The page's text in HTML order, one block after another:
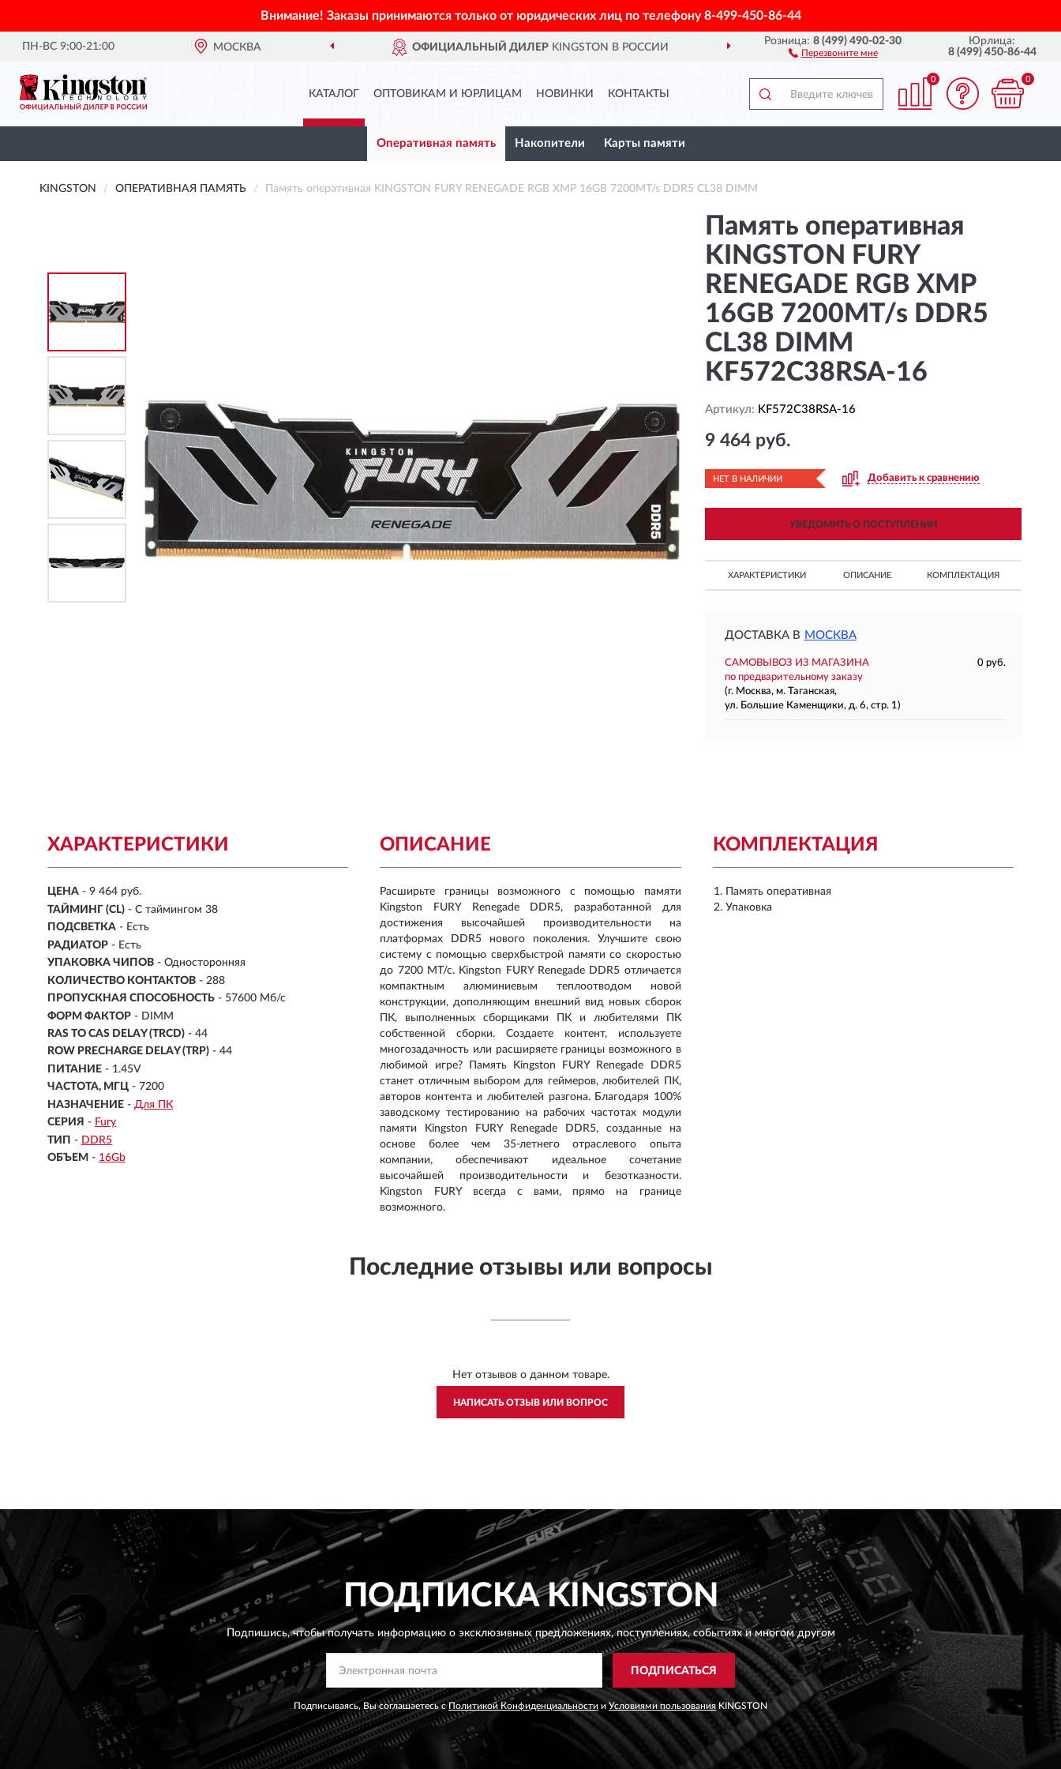
Внимание! Заказы принимаются только от юридических лиц по телефону8-499-450-86-44
ПН-ВС 9:00-21:00 МОСКВА ОФИЦИАЛЬНЫЙ ДИЛЕР KINGSTON В РОССИИ ДОСТАВИМ ПО ВСЕЙ РОССИИ
Розница:8 (499) 490-02-30
Перезвоните мне
Юрлица:
8 (499) 450-86-44
КАТАЛОГ ОПТОВИКАМ И ЮРЛИЦАМ НОВИНКИ КОНТАКТЫ
0 0
Оперативная память Накопители Карты памяти
KINGSTON ОПЕРАТИВНАЯ ПАМЯТЬ Память оперативная KINGSTON FURY RENEGADE RGB XMP 16GB 7200MT/s DDR5 CL38 DIMM
Память оперативная
KINGSTON FURY
RENEGADE RGB XMP
16GB 7200MT/s DDR5
CL38 DIMM
KF572C38RSA-16
Артикул: KF572C38RSA-16
9 464 руб.
НЕТ В НАЛИЧИИ Добавить к сравнению
УВЕДОМИТЬ О ПОСТУПЛЕНИИ
ХАРАКТЕРИСТИКИ ОПИСАНИЕ КОМПЛЕКТАЦИЯ
ДОСТАВКА В МОСКВА
САМОВЫВОЗ ИЗ МАГАЗИНА
0 руб.
по предварительному заказу
(г. Москва, м. Таганская,
ул. Большие Каменщики, д. 6, стр. 1)
ХАРАКТЕРИСТИКИ
ЦЕНА - 9 464 руб.
ТАЙМИНГ (CL) - С таймингом 38
ПОДСВЕТКА - Есть
РАДИАТОР - Есть
УПАКОВКА ЧИПОВ - Односторонняя
КОЛИЧЕСТВО КОНТАКТОВ - 288
ПРОПУСКНАЯ СПОСОБНОСТЬ - 57600 Мб/с
ФОРМ ФАКТОР - DIMM
RAS TO CAS DELAY (TRCD) - 44
ROW PRECHARGE DELAY (TRP) - 44
ПИТАНИЕ - 1.45V
ЧАСТОТА, МГЦ - 7200
НАЗНАЧЕНИЕ - Для ПК
СЕРИЯ - Fury
ТИП - DDR5
ОБЪЕМ - 16Gb
КОМПЛЕКТАЦИЯ
Память оперативная
Упаковка
ОПИСАНИЕ
Расширьте границы возможного с помощью памяти
Kingston FURY Renegade DDR5, разработанной для
достижения высочайшей производительности на
платформах DDR5 нового поколения. Улучшите свою
систему с помощью сверхбыстрой памяти со скоростью
до 7200 МТ/с. Kingston FURY Renegade DDR5 отличается
компактным алюминиевым теплоотводом новой
конструкции, дополняющим внешний вид новых сборок
ПК, выполненных сборщиками ПК и любителями ПК
собственной сборки. Создаете контент, используете
многозадачность или расширяете границы возможного в
любимой игре? Память Kingston FURY Renegade DDR5
станет отличным выбором для геймеров, любителей ПК,
авторов контента и любителей разгона. Благодаря 100%
заводскому тестированию на рабочих частотах модули
памяти Kingston FURY Renegade DDR5, созданные на
основе более чем 35-летнего отраслевого опыта
компании, обеспечивают идеальное сочетание
высочайшей производительности и безотказности.
Kingston FURY всегда с вами, прямо на границе
возможного.
Последние отзывы или вопросы
Нет отзывов о данном товаре.
НАПИСАТЬ ОТЗЫВ ИЛИ ВОПРОС
ПОДПИСКАKINGSTON
Подпишись, чтобы получать информацию о эксклюзивных предложениях,поступлениях, событиях и многом другом
ПОДПИСАТЬСЯ
Подписываясь, Вы соглашаетесь сПолитикой Конфиденциальности иУсловиями пользованияKINGSTON